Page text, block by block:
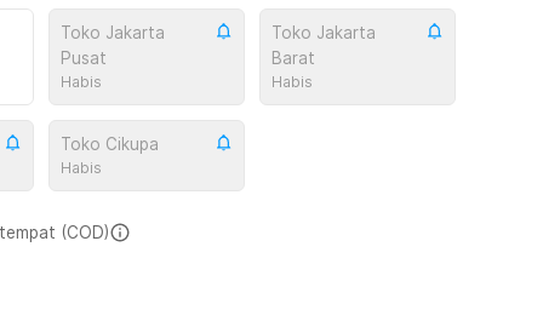
Toko Jakarta
Pusat
Habis
Toko Jakarta
Barat
Habis
Toko Cikupa
Habis
(COD)